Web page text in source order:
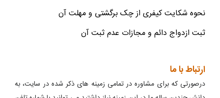
نحوه شکایت کیفری از چک برگشتی و مهلت آن
ثبت ازدواج دائم و مجازات عدم ثبت آن
ارتباط با ما
درصورتی که برای مشاوره در تمامی زمینه های ذکر شده در سایت، به